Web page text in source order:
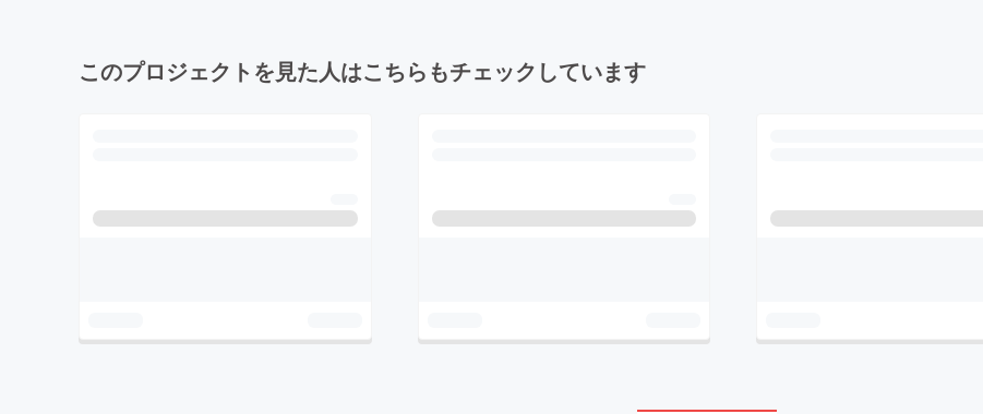
このプロジェクトを見た人はこちらもチェックしています